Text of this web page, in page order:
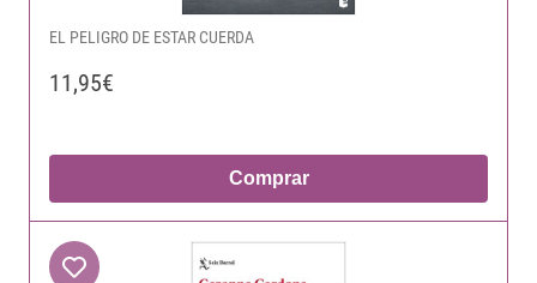
EL PELIGRO DE ESTAR CUERDA
11,95€
Comprar